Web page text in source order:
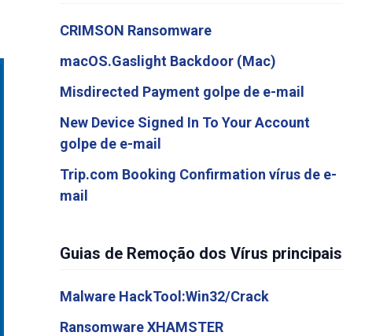
CRIMSON Ransomware
macOS.Gaslight Backdoor (Mac)
Misdirected Payment golpe de e-mail
New Device Signed In To Your Account
golpe de e-mail
Trip.com Booking Confirmation vírus de e-
mail
Guias de Remoção dos Vírus principais
Malware HackTool:Win32/Crack
Ransomware XHAMSTER